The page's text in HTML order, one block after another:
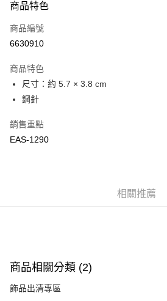
信用卡一次付款
LINE Pay
悠遊付
Google Pay
全盈+PAY
每筆NT$60
商品特色
商品編號
6630910
商品特色
尺寸：約 5.7 × 3.8 cm
鋼針
銷售重點
EAS-1290
相關推薦
商品相關分類 (2)
飾品出清專區